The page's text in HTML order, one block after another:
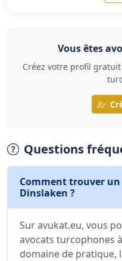
Vous êtes
Créez votre profil
Questions
Comment trouver
Dinslaken ?
Sur avukat.eu, vous
avocats turcophones
domaine de pratique,